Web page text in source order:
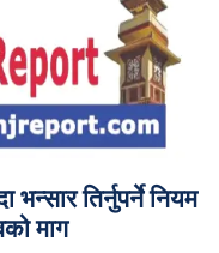
तिर्नुपर्ने नियम
माग